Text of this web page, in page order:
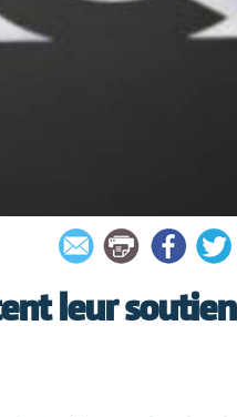
leur soutien